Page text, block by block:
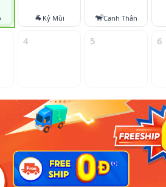
🐐 Kỷ Mùi 🐒Canh Thân
4 5 6